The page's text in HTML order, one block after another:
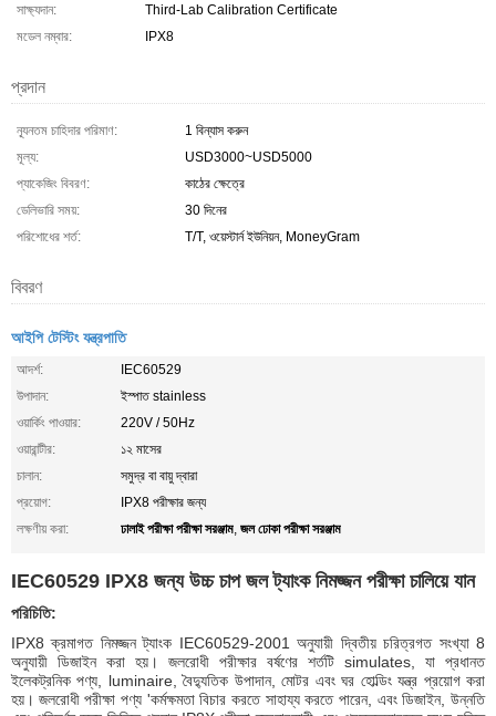
সাক্ষ্যদান:
Third-Lab Calibration Certificate
মডেল নম্বার:
IPX8
প্রদান
ন্যূনতম চাহিদার পরিমাণ:
1 বিন্যাস করুন
মূল্য:
USD3000~USD5000
প্যাকেজিং বিবরণ:
কাঠের ক্ষেত্রে
ডেলিভারি সময়:
30 দিনের
পরিশোধের শর্ত:
T/T, ওয়েস্টার্ন ইউনিয়ন, MoneyGram
বিবরণ
আইপি টেস্টিং যন্ত্রপাতি
আদর্শ:
IEC60529
উপাদান:
ইস্পাত stainless
ওয়ার্কিং পাওয়ার:
220V / 50Hz
ওয়ারান্টীর:
১২ মাসের
চালান:
সমুদ্র বা বায়ু দ্বারা
প্রয়োগ:
IPX8 পরীক্ষার জন্য
লক্ষণীয় করা:
ঢালাই পরীক্ষা পরীক্ষা সরঞ্জাম, জল ঢোকা পরীক্ষা সরঞ্জাম
IEC60529 IPX8 জন্য উচ্চ চাপ জল ট্যাংক নিমজ্জন পরীক্ষা চালিয়ে যান
পরিচিতি:
IPX8 ক্রমাগত নিমজ্জন ট্যাংক IEC60529-2001 অনুযায়ী দ্বিতীয় চরিত্রগত সংখ্যা 8
অনুযায়ী ডিজাইন করা হয়। জলরোধী পরীক্ষার বর্ষণের শর্তটি simulates, যা প্রধানত
ইলেকট্রনিক পণ্য, luminaire, বৈদ্যুতিক উপাদান, মোটর এবং ঘর হোল্ডিং যন্ত্র প্রয়োগ করা
হয়। জলরোধী পরীক্ষা পণ্য 'কর্মক্ষমতা বিচার করতে সাহায্য করতে পারেন, এবং ডিজাইন, উন্নতি